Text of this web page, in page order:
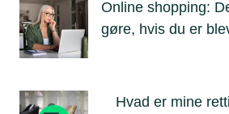
Online shopping:
gøre, hvis du er
Hvad er mine